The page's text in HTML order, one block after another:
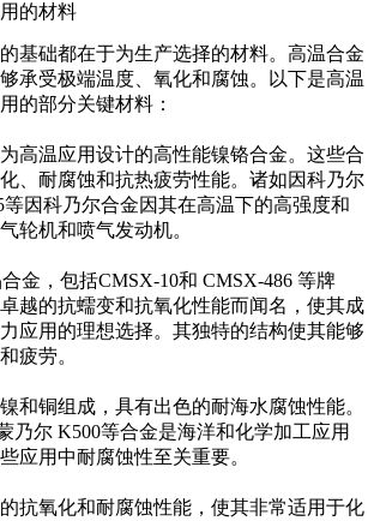
的材料
基础都在于为生产选择的材料。高温合金
承受极端温度、氧化和腐蚀。以下是高温
的部分关键材料：
高温应用设计的高性能镍铬合金。这些合
、耐腐蚀和抗热疲劳性能。诸如因科乃尔
等因科乃尔合金因其在高温下的高强度和
轮机和喷气发动机。
金，包括CMSX-10和 CMSX-486 等牌
越的抗蠕变和抗氧化性能而闻名，使其成
应用的理想选择。其独特的结构使其能够
疲劳。
和铜组成，具有出色的耐海水腐蚀性能。
乃尔 K500等合金是海洋和化学加工应用
应用中耐腐蚀性至关重要。
抗氧化和耐腐蚀性能，使其非常适用于化